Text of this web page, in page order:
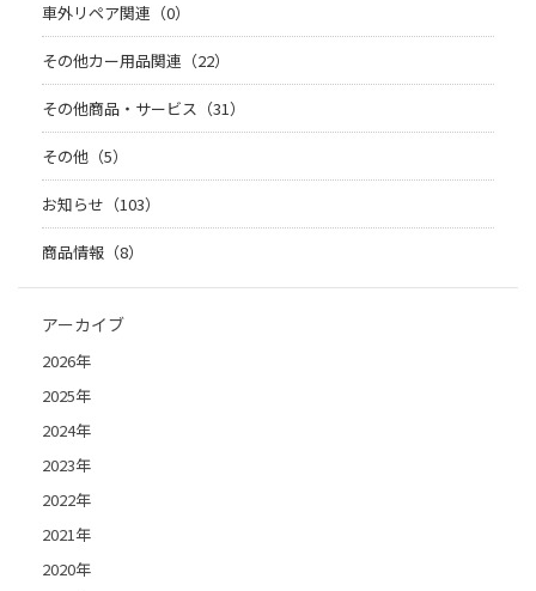
車外リペア関連（0）
その他カー用品関連（22）
その他商品・サービス（31）
その他（5）
お知らせ（103）
商品情報（8）
アーカイブ
2026年
2025年
2024年
2023年
2022年
2021年
2020年